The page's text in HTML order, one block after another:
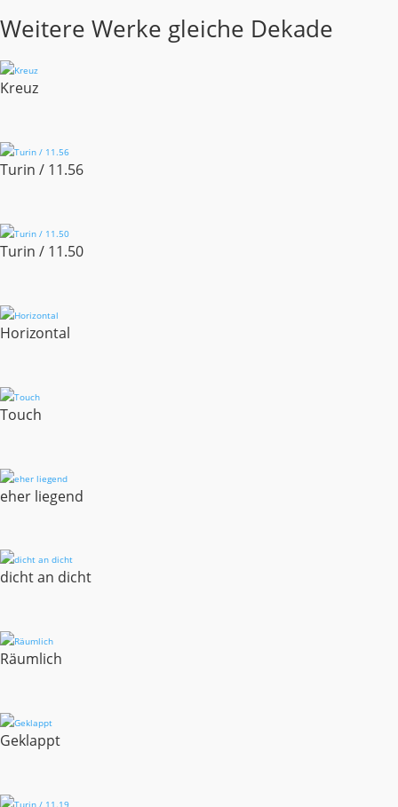
Weitere Werke gleiche Dekade
Kreuz
Turin / 11.56
Turin / 11.50
Horizontal
Touch
eher liegend
dicht an dicht
Räumlich
Geklappt